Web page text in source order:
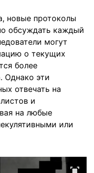
новые протоколы
обсуждать каждый
могут
о текущих
более
Однако эти
отвечать на
и
на любые
или